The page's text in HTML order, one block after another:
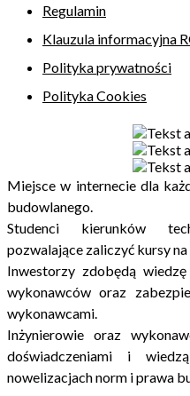
Regulamin
Klauzula informacyjna
Polityka prywatności
Polityka Cookies
Miejsce w internecie dla
budowlanego.
Studenci kierunków
pozwalające zaliczyć kursy na
Inwestorzy zdobędą
wykonawców oraz
wykonawcami.
Inżynierowie oraz
doświadczeniami i
nowelizacjach norm i prawa